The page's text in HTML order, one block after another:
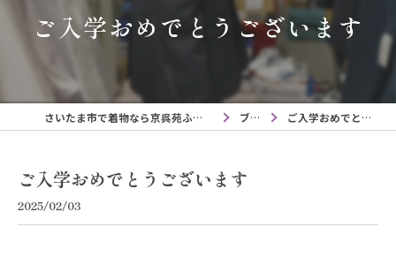
ご入学おめでとうございます
さいたま市で着物なら京呉苑ふじや呉服店与野本町店 ブログ ご入学おめでとうございます
ご入学おめでとうございます
2025/02/03